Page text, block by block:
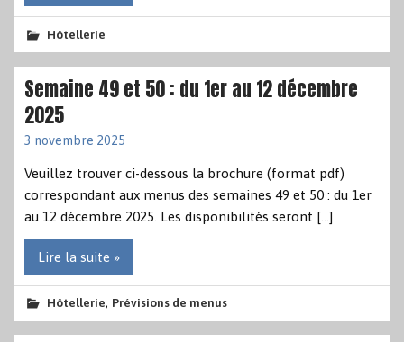
Hôtellerie
Semaine 49 et 50 : du 1er au 12 décembre
2025
3 novembre 2025
Veuillez trouver ci-dessous la brochure (format pdf)
correspondant aux menus des semaines 49 et 50 : du 1er
au 12 décembre 2025. Les disponibilités seront […]
Lire la suite »
Hôtellerie, Prévisions de menus